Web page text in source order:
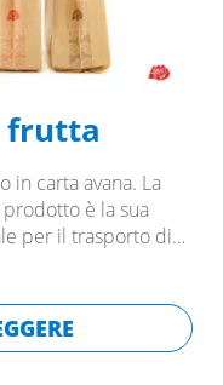
frutta
in carta avana. La
è la sua
per il trasporto di…